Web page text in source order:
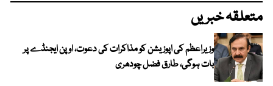
متعلقہ خبریں
وزیراعظم کی اپوزیشن کو مذاکرات کی دعوت، اوپن ایجنڈے پر
بات ہوگی، طارق فضل چودھری